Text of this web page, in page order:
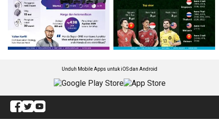
Unduh Mobile Apps untuk iOS dan Android